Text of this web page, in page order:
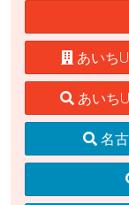
あいち
あいち
名